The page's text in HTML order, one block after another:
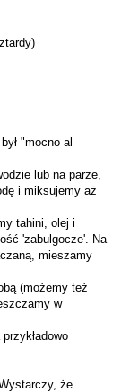
"mocno al
lub na parze,
i miksujemy aż
tahini, olej i
'zabulgocze'. Na
mieszamy
(możemy też
w
że